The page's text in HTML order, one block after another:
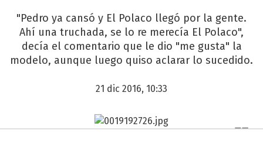
"Pedro ya cansó y El Polaco llegó por la gente.
Ahí una truchada, se lo re merecía El Polaco",
decía el comentario que le dio "me gusta" la
modelo, aunque luego quiso aclarar lo sucedido.
21 dic 2016, 10:33